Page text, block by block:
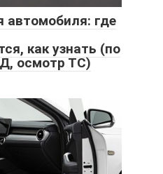
автомобиля: где
как узнать (по
осмотр ТС)